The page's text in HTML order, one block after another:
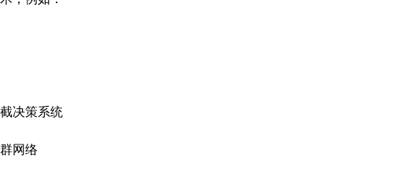
决策系统
网络